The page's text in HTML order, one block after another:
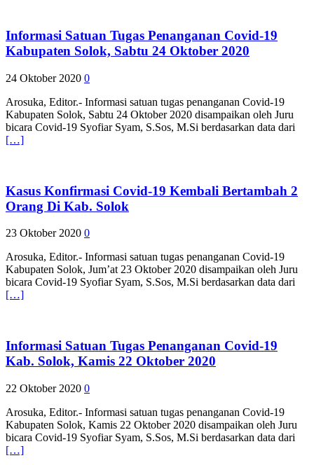
Informasi Satuan Tugas Penanganan Covid-19
Kabupaten Solok, Sabtu 24 Oktober 2020
24 Oktober 2020 0
Arosuka, Editor.- Informasi satuan tugas penanganan Covid-19
Kabupaten Solok, Sabtu 24 Oktober 2020 disampaikan oleh Juru
bicara Covid-19 Syofiar Syam, S.Sos, M.Si berdasarkan data dari
[…]
Kasus Konfirmasi Covid-19 Kembali Bertambah 2
Orang Di Kab. Solok
23 Oktober 2020 0
Arosuka, Editor.- Informasi satuan tugas penanganan Covid-19
Kabupaten Solok, Jum’at 23 Oktober 2020 disampaikan oleh Juru
bicara Covid-19 Syofiar Syam, S.Sos, M.Si berdasarkan data dari
[…]
Informasi Satuan Tugas Penanganan Covid-19
Kab. Solok, Kamis 22 Oktober 2020
22 Oktober 2020 0
Arosuka, Editor.- Informasi satuan tugas penanganan Covid-19
Kabupaten Solok, Kamis 22 Oktober 2020 disampaikan oleh Juru
bicara Covid-19 Syofiar Syam, S.Sos, M.Si berdasarkan data dari
[…]